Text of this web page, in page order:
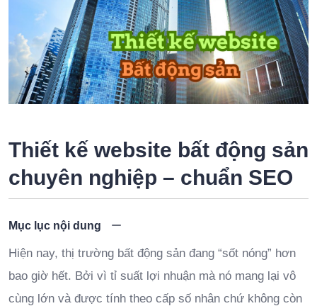
Thiết kế website bất động sản
chuyên nghiệp – chuẩn SEO
Mục lục nội dung
Hiện nay, thị trường bất động sản đang “sốt nóng” hơn
bao giờ hết. Bởi vì tỉ suất lợi nhuận mà nó mang lại vô
cùng lớn và được tính theo cấp số nhân chứ không còn